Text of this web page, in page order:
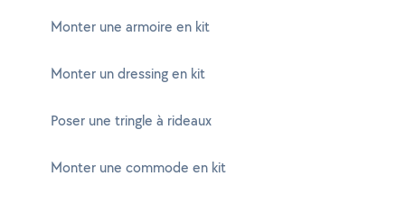
Monter une armoire en kit
Monter un dressing en kit
Poser une tringle à rideaux
Monter une commode en kit